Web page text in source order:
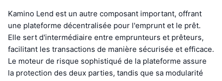
Kamino Lend est un autre composant important, offrant
une plateforme décentralisée pour l'emprunt et le prêt.
Elle sert d'intermédiaire entre emprunteurs et prêteurs,
facilitant les transactions de manière sécurisée et efficace.
Le moteur de risque sophistiqué de la plateforme assure
la protection des deux parties, tandis que sa modularité